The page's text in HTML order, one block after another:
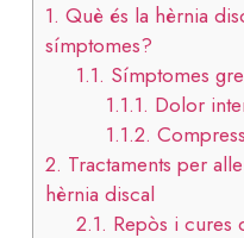
1. Què és la hèrnia
símptomes?
1.1. Símptomes
1.1.1. Dolor
1.1.2.
2. Tractaments per
hèrnia discal
2.1. Repòs i cures